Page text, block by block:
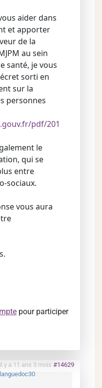
aider dans
et apporter
de la
au sein
santé, je vous
sorti en
sur la
personnes
pdf/201
le
qui se
entre
sociaux.
vous aura
pour participer
il y a 11 ans 3 mois #14629
languedoc30